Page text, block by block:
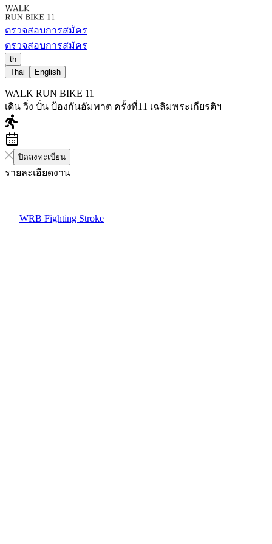
ตรวจสอบการสมัคร
ตรวจสอบการสมัคร
th
Thai
English
WALK RUN BIKE 11
เดิน วิ่ง ปั่น ป้องกันอัมพาต ครั้งที่11 เฉลิมพระเกียรติฯ
ปิดลงทะเบียน
รายละเอียดงาน
WRB Fighting Stroke